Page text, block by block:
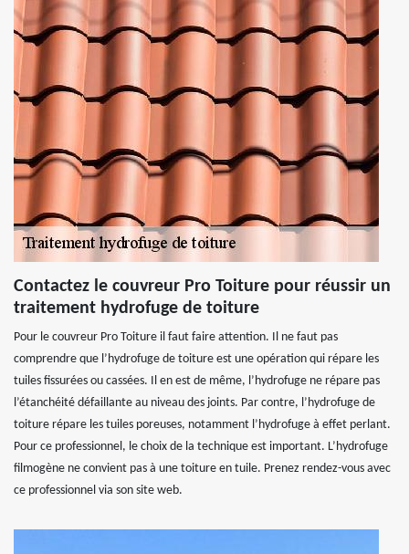
Contactez le couvreur Pro Toiture pour réussir un
traitement hydrofuge de toiture
Pour le couvreur Pro Toiture il faut faire attention. Il ne faut pas
comprendre que l’hydrofuge de toiture est une opération qui répare les
tuiles fissurées ou cassées. Il en est de même, l’hydrofuge ne répare pas
l’étanchéité défaillante au niveau des joints. Par contre, l’hydrofuge de
toiture répare les tuiles poreuses, notamment l’hydrofuge à effet perlant.
Pour ce professionnel, le choix de la technique est important. L’hydrofuge
filmogène ne convient pas à une toiture en tuile. Prenez rendez-vous avec
ce professionnel via son site web.